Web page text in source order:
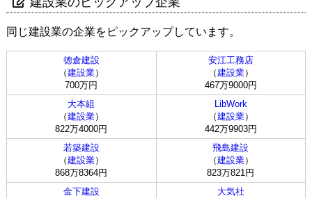
同じ建設業の企業をピックアップしています。
徳倉建設
（建設業）
700万円
安江工務店
（建設業）
467万9000円
大本組
（建設業）
822万4000円
LibWork
（建設業）
442万9903円
若築建設
（建設業）
868万8364円
飛島建設
（建設業）
823万821円
金下建設
大気社